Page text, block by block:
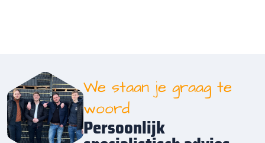
We staan je graag te
woord
Persoonlijk